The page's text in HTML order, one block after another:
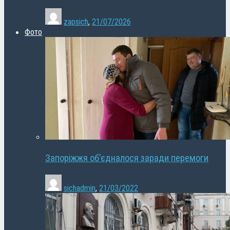
zapsich, 21/07/2026
Фото
Запоріжжя об’єдналося заради перемоги
sichadmin, 21/03/2022